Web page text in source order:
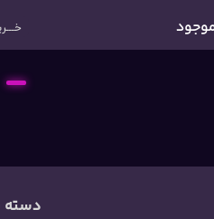
ناموجود
دسته‌